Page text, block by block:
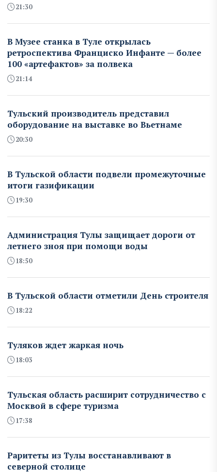
21:30
В Музее станка в Туле открылась
ретроспектива Франциско Инфанте — более
100 «артефактов» за полвека
21:14
Тульский производитель представил
оборудование на выставке во Вьетнаме
20:30
В Тульской области подвели промежуточные
итоги газификации
19:30
Администрация Тулы защищает дороги от
летнего зноя при помощи воды
18:50
В Тульской области отметили День строителя
18:22
Туляков ждет жаркая ночь
18:03
Тульская область расширит сотрудничество с
Москвой в сфере туризма
17:38
Раритеты из Тулы восстанавливают в
северной столице